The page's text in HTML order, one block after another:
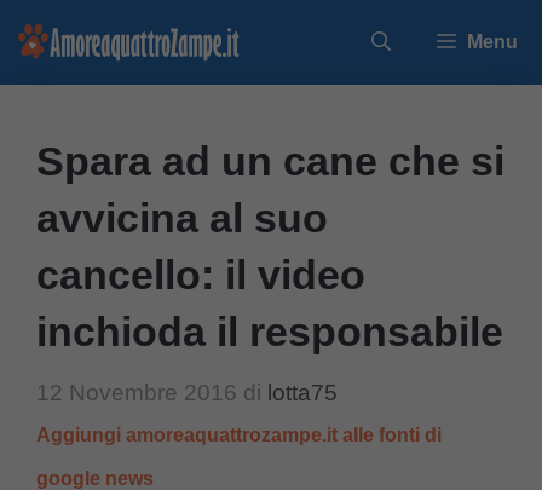
Vai
Menu
Spara ad un cane che si
avvicina al suo
cancello: il video
inchioda il responsabile
12 Novembre 2016 di lotta75
Aggiungi amoreaquattrozampe.it alle fonti di
google news